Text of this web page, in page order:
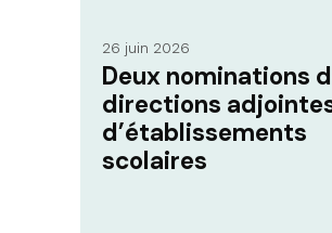
26 juin 2026
Deux nominations
directions
d’établissements
scolaires